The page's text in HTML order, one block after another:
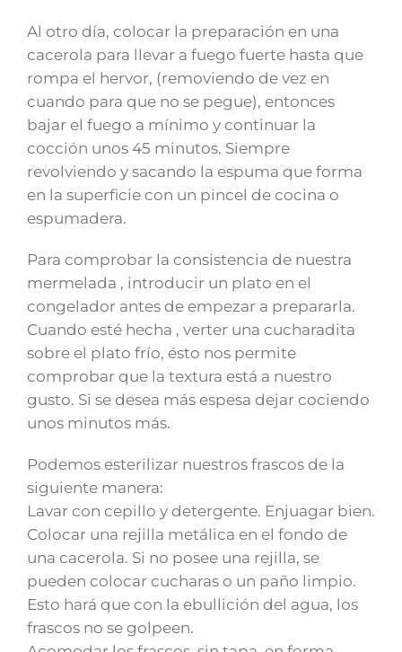
Al otro día, colocar la preparación en una
cacerola para llevar a fuego fuerte hasta que
rompa el hervor, (removiendo de vez en
cuando para que no se pegue), entonces
bajar el fuego a mínimo y continuar la
cocción unos 45 minutos. Siempre
revolviendo y sacando la espuma que forma
en la superficie con un pincel de cocina o
espumadera.
Para comprobar la consistencia de nuestra
mermelada , introducir un plato en el
congelador antes de empezar a prepararla.
Cuando esté hecha , verter una cucharadita
sobre el plato frío, ésto nos permite
comprobar que la textura está a nuestro
gusto. Si se desea más espesa dejar cociendo
unos minutos más.
Podemos esterilizar nuestros frascos de la
siguiente manera:
Lavar con cepillo y detergente. Enjuagar bien.
Colocar una rejilla metálica en el fondo de
una cacerola. Si no posee una rejilla, se
pueden colocar cucharas o un paño limpio.
Esto hará que con la ebullición del agua, los
frascos no se golpeen.